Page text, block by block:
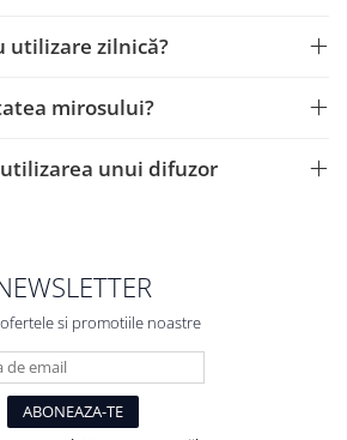
utilizare zilnică?
mirosului?
unui difuzor
si promotiile noastre